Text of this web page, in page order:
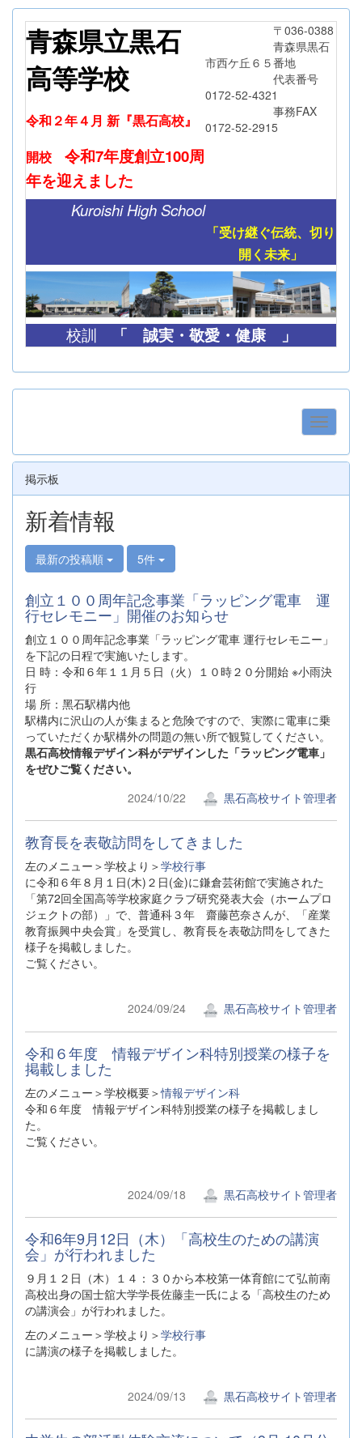
青森県立黒石
高等学校
令和２年４月 新『黒石高校』
開校
令和7年度創立100周
年を迎えました
〒036-0388
青森県黒石
市西ケ丘６５番地
代表番号
0172-52-4321
事務FAX
0172-52-2915
Kuroishi High School
「受け継ぐ伝統、切り
開く未来」
校訓 「 誠実・敬愛・健康 」
掲示板
新着情報
最新の投稿順 5件
創立１００周年記念事業「ラッピング電車 運
行セレモニー」開催のお知らせ
創⽴１００周年記念事業「ラッピング電⾞ 運⾏セレモニー」
を下記の日程で実施いたします。
⽇ 時：令和６年１１⽉５⽇（⽕）１０時２０分開始 ※⼩⾬決
⾏
場 所：⿊⽯駅構内他
駅構内に沢山の人が集まると危険ですので、実際に電車に乗
っていただくか駅構外の問題の無い所で観覧してください。
黒石高校情報デザイン科がデザインした「ラッピング電車」
をぜひご覧ください。
2024/10/22
黒石高校サイト管理者
教育長を表敬訪問をしてきました
左のメニュー＞学校より＞学校行事
に令和６年８月１日(木)２日(金)に鎌倉芸術館で実施された
「第72回全国高等学校家庭クラブ研究発表大会（ホームプロ
ジェクトの部）」で、普通科３年 齋藤芭奈さんが、「産業
教育振興中央会賞」を受賞し、教育長を表敬訪問をしてきた
様子を掲載しました。
ご覧ください。
2024/09/24 黒石高校サイト管理者
令和６年度 情報デザイン科特別授業の様子を
掲載しました
左のメニュー＞学校概要＞情報デザイン科
令和６年度 情報デザイン科特別授業の様子を掲載しまし
た。
ご覧ください。
2024/09/18 黒石高校サイト管理者
令和6年9月12日（木）「高校生のための講演
会」が行われました
９月１２日（木）１４：３０から本校第一体育館にて弘前南
高校出身の国士舘大学学長佐藤圭一氏による「高校生のため
の講演会」が行われました。
左のメニュー＞学校より＞学校行事
に講演の様子を掲載しました。
2024/09/13 黒石高校サイト管理者